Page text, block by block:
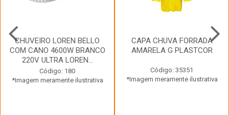
CHUVEIRO LOREN BELLO
COM CANO 4600W BRANCO
220V ULTRA LOREN...
Código: 180
*Imagem meramente ilustrativa
CAPA CHUVA FORRADA
AMARELA G PLASTCOR
Código: 35351
*Imagem meramente ilustrativa